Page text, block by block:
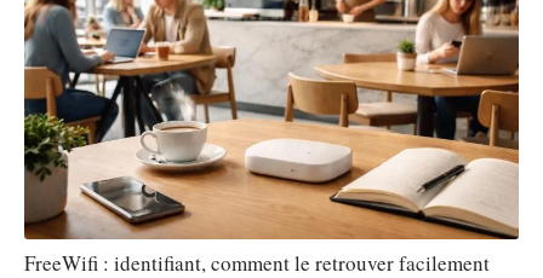
FreeWifi : identifiant, comment le retrouver facilement